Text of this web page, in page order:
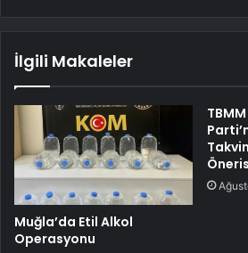
İlgili Makaleler
Muğla’da Etil Alkol
Operasyonu